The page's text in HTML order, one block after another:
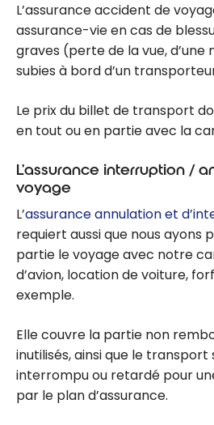
r sur votre
assurance
voyage
L’assurance accident de
assurance-vie en cas de
graves (perte de la vue, d’une
subies à bord d’un
Le prix du billet de transport
en tout ou en partie avec la
L’assurance interruption /
voyage
L’assurance annulation et
requiert aussi que nous ayons
partie le voyage avec notre
d’avion, location de voiture,
exemple.
Elle couvre la partie non
inutilisés, ainsi que le transport
interrompu ou retardé pour
par le plan d’assurance.